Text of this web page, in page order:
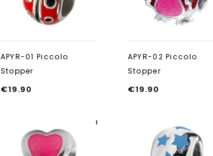
APYR-01 Piccolo
Stopper
€19.90
APYR-02 Piccolo
Stopper
€19.90